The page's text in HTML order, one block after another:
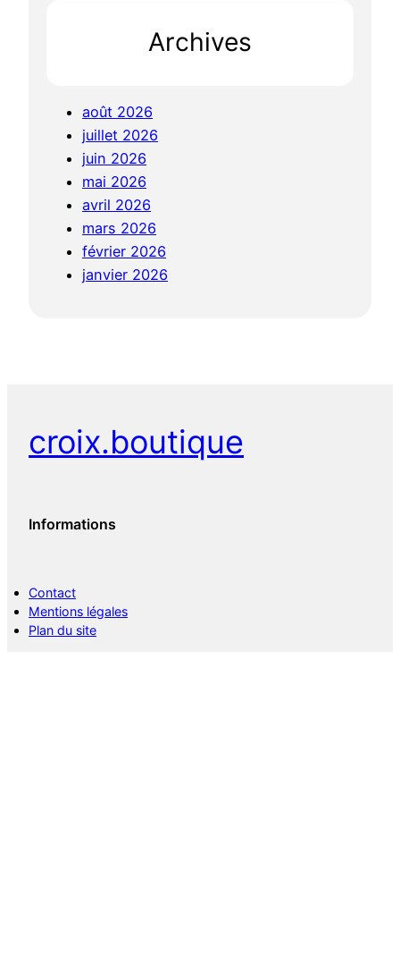
Archives
août 2026
juillet 2026
juin 2026
mai 2026
avril 2026
mars 2026
février 2026
janvier 2026
croix.boutique
Informations
Contact
Mentions légales
Plan du site